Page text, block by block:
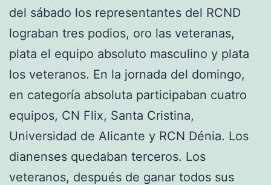
del sábado los representantes del RCND
lograban tres podios, oro las veteranas,
plata el equipo absoluto masculino y plata
los veteranos. En la jornada del domingo,
en categoría absoluta participaban cuatro
equipos, CN Flix, Santa Cristina,
Universidad de Alicante y RCN Dénia. Los
dianenses quedaban terceros. Los
veteranos, después de ganar todos sus